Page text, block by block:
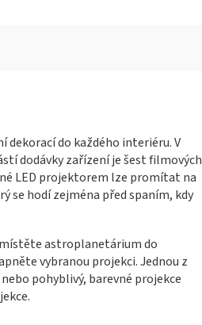
dekorací do každého interiéru. V
dodávky zařízení je šest filmových
LED projektorem lze promítat na
hodí zejména před spaním, kdy
astroplanetárium do
vybranou projekci. Jednou z
pohyblivý, barevné projekce